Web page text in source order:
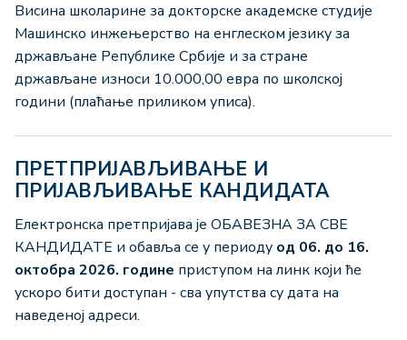
Висина школарине за докторске академске студије
Машинско инжењерство на енглеском језику за
држављане Републике Србије и за стране
држављане износи 10.000,00 евра по школској
години (плаћање приликом уписа).
ПРЕТПРИЈАВЉИВАЊЕ И
ПРИЈАВЉИВАЊЕ КАНДИДАТА
Електронска претпријава је ОБАВЕЗНА ЗА СВЕ
КАНДИДАТЕ и обавља се у периоду од 06. до 16.
октобра 2026. године приступом на линк који ће
ускоро бити доступан - сва упутства су дата на
наведеној адреси.